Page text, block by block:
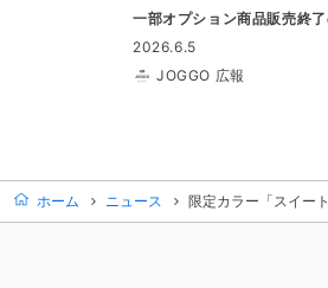
一部オプション商品販売終
2026.6.5
JOGGO 広報
ホーム ニュース 限定カラー「スイー